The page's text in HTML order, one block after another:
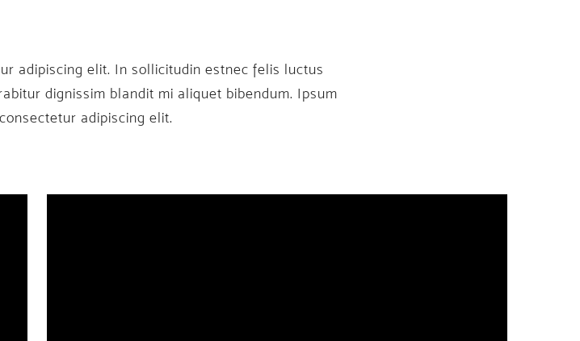
adipiscing elit. In sollicitudin estnec felis luctus
dignissim blandit mi aliquet bibendum. Ipsum
adipiscing elit.